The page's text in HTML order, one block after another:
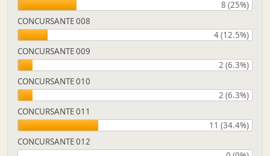
8 (25%)
CONCURSANTE 008
4 (12.5%)
CONCURSANTE 009
2 (6.3%)
CONCURSANTE 010
2 (6.3%)
CONCURSANTE 011
11 (34.4%)
CONCURSANTE 012